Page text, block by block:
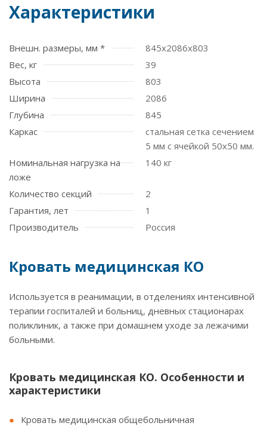
Характеристики
Внешн. размеры, мм *
845x2086x803
Вес, кг
39
Высота
803
Ширина
2086
Глубина
845
Каркас
стальная сетка сечением
5 мм с ячейкой 50х50 мм.
Номинальная нагрузка на
ложе
140 кг
Количество секций
2
Гарантия, лет
1
Производитель
Россия
Кровать медицинская КО
Используется в реанимации, в отделениях интенсивной
терапии госпиталей и больниц, дневных стационарах
поликлиник, а также при домашнем уходе за лежачими
больными.
Кровать медицинская КО. Особенности и
характеристики
Кровать медицинская общебольничная